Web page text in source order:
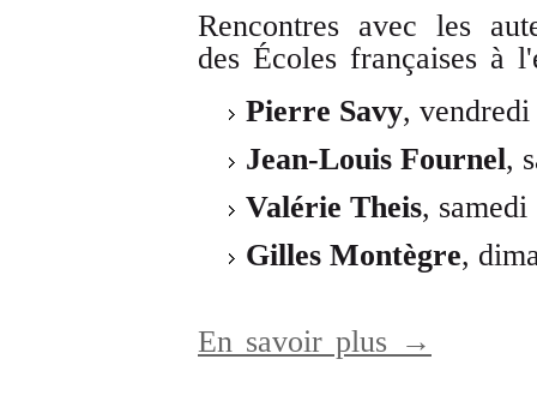
Rencontres avec les
des Écoles françaises à
Pierre Savy, vendredi
Jean-Louis Fournel,
Valérie Theis,
Gilles Montègre,
En savoir plus →